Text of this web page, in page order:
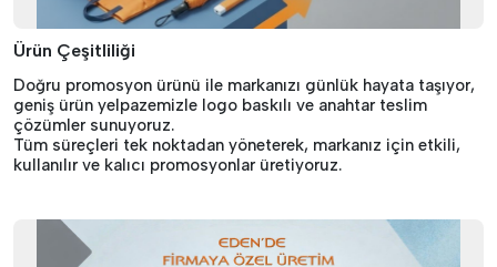
Ürün Çeşitliliği
Doğru promosyon ürünü ile markanızı günlük hayata taşıyor,
geniş ürün yelpazemizle logo baskılı ve anahtar teslim
çözümler sunuyoruz.
Tüm süreçleri tek noktadan yöneterek, markanız için etkili,
kullanılır ve kalıcı promosyonlar üretiyoruz.